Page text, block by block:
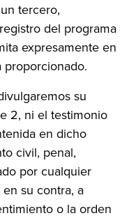
tercero,
del programa
expresamente en
su
2, ni el testimonio
en dicho
civil, penal,
por cualquier
su contra, a
o la orden